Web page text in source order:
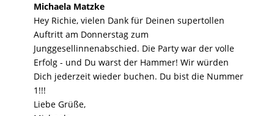
Michaela Matzke
Hey Richie, vielen Dank für Deinen supertollen
Auftritt am Donnerstag zum
Junggesellinnenabschied. Die Party war der volle
Erfolg - und Du warst der Hammer! Wir würden
Dich jederzeit wieder buchen. Du bist die Nummer
1!!!
Liebe Grüße,